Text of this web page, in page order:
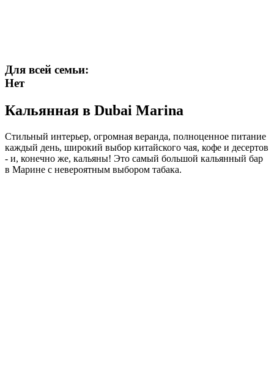
Для всей семьи:
Нет
Кальянная в Dubai Marina
Стильный интерьер, огромная веранда, полноценное питание
каждый день, широкий выбор китайского чая, кофе и десертов
- и, конечно же, кальяны! Это самый большой кальянный бар
в Марине с невероятным выбором табака.